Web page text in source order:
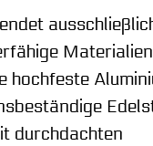
hochfeste
durchdachten